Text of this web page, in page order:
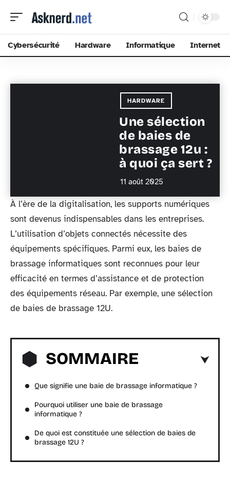
Cybersécurité Hardware Informatique Internet
HARDWARE
Une sélection
de baies de
brassage 12u :
à quoi ça sert ?
11 août 2025
À l’ère de la digitalisation, les supports numériques
sont devenus indispensables dans les entreprises.
L’utilisation d’objets connectés nécessite des
équipements spécifiques. Parmi eux, les baies de
brassage informatiques sont reconnues pour leur
efficacité en termes d’assistance et de protection
des équipements réseau. Par exemple, une sélection
de baies de brassage 12U.
SOMMAIRE
Que signifie une baie de brassage informatique ?
Pourquoi utiliser une baie de brassage
informatique ?
De quoi est constituée une sélection de baies de
brassage 12U ?